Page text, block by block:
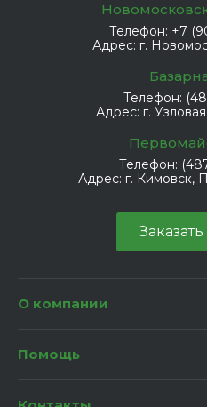
Телефон: +7
Адрес: г.
Телефон:
Адрес: г.
Телефон:
Адрес: г. Кимовск,
О компании
Помощь